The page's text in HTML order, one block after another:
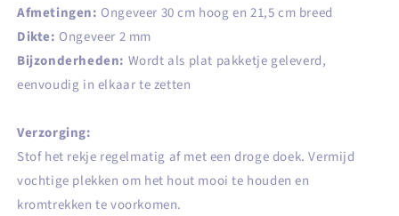
Afmetingen: Ongeveer 30 cm hoog en 21,5 cm breed
Dikte: Ongeveer 2 mm
Bijzonderheden: Wordt als plat pakketje geleverd,
eenvoudig in elkaar te zetten
Verzorging:
Stof het rekje regelmatig af met een droge doek. Vermijd
vochtige plekken om het hout mooi te houden en
kromtrekken te voorkomen.